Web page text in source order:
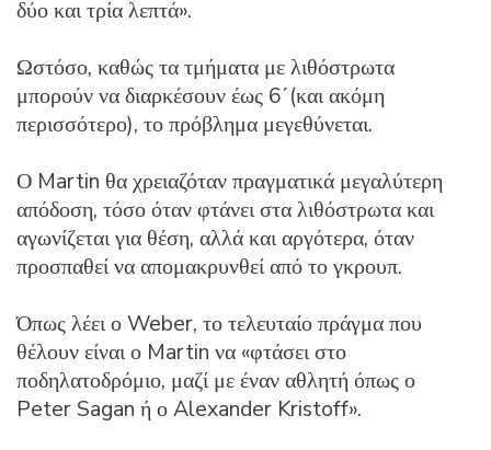
δύο και τρία λεπτά».
Ωστόσο, καθώς τα τμήματα με λιθόστρωτα
μπορούν να διαρκέσουν έως 6΄(και ακόμη
περισσότερο), το πρόβλημα μεγεθύνεται.
Ο Martin θα χρειαζόταν πραγματικά μεγαλύτερη
απόδοση, τόσο όταν φτάνει στα λιθόστρωτα και
αγωνίζεται για θέση, αλλά και αργότερα, όταν
προσπαθεί να απομακρυνθεί από το γκρουπ.
Όπως λέει ο Weber, το τελευταίο πράγμα που
θέλουν είναι ο Martin να «φτάσει στο
ποδηλατοδρόμιο, μαζί με έναν αθλητή όπως ο
Peter Sagan ή ο Alexander Kristoff».